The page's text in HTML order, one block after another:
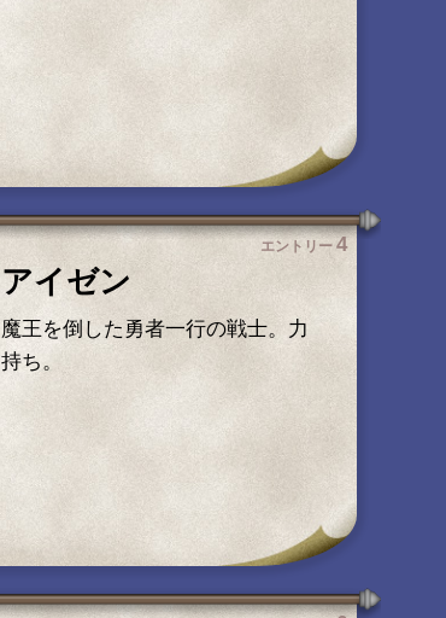
エントリー 4
アイゼン
魔王を倒した勇者一行の戦士。力
持ち。